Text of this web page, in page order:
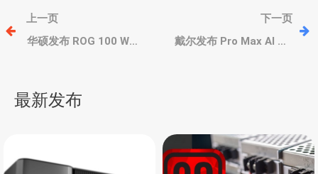
文
章
航
上一页
华硕发布 ROG 100 W
下一页
戴尔发布 Pro Max AI PC
最新发布